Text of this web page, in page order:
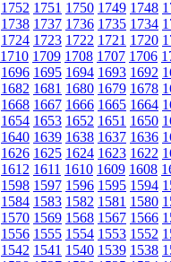
1752 1751 1750 1749 1748
1738 1737 1736 1735 1734
1724 1723 1722 1721 1720
1710 1709 1708 1707 1706
1696 1695 1694 1693 1692
1682 1681 1680 1679 1678
1668 1667 1666 1665 1664
1654 1653 1652 1651 1650
1640 1639 1638 1637 1636
1626 1625 1624 1623 1622
1612 1611 1610 1609 1608
1598 1597 1596 1595 1594
1584 1583 1582 1581 1580
1570 1569 1568 1567 1566
1556 1555 1554 1553 1552
1542 1541 1540 1539 1538